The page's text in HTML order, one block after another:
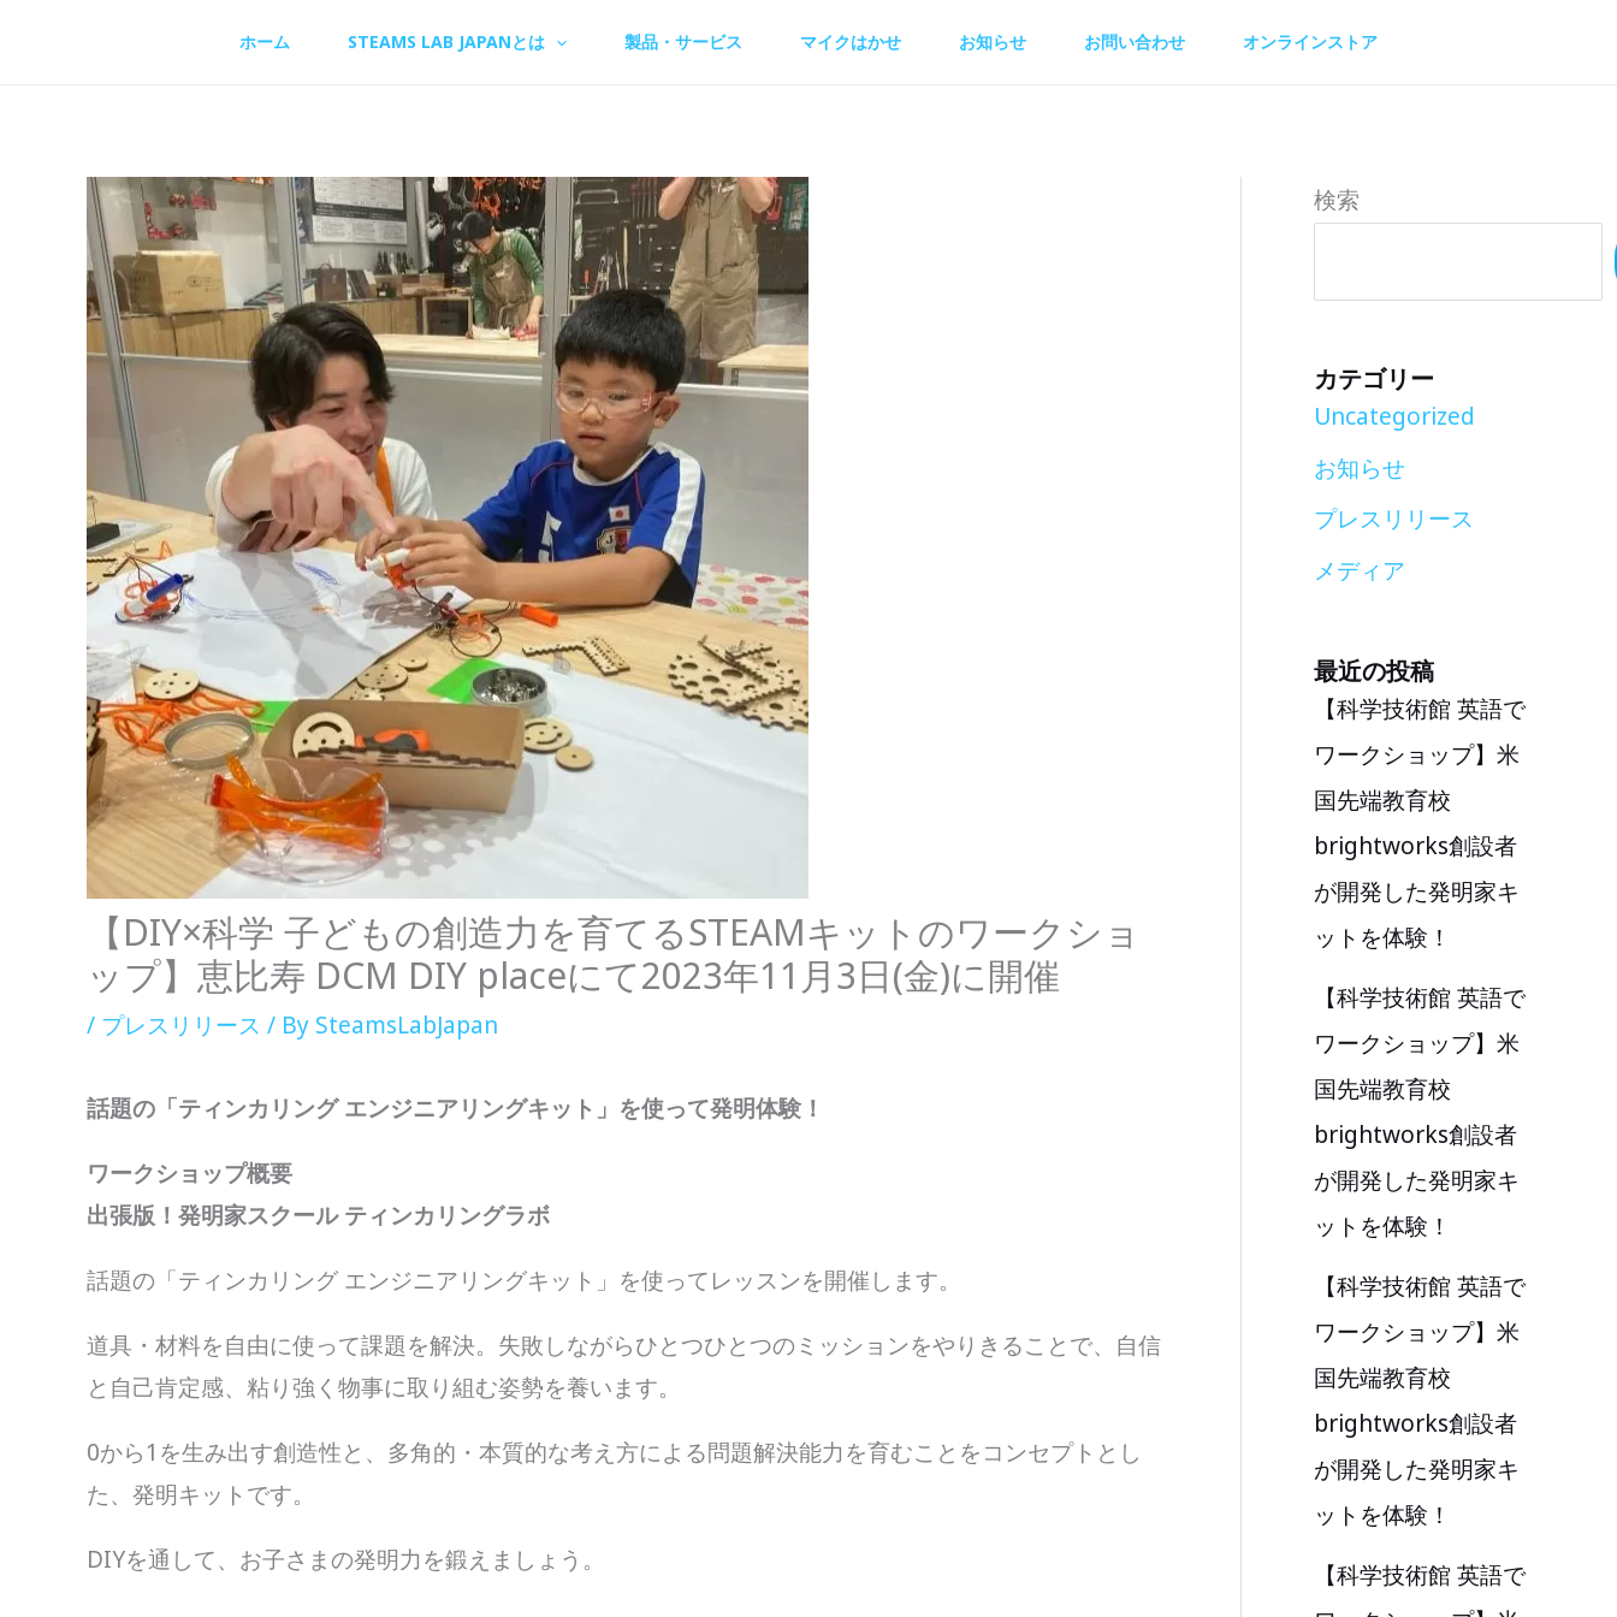
ホーム STEAMS LAB JAPANとは 製品・サービス マイクはかせ お知らせ お問い合わせ オンラインストア
【DIY×科学 子どもの創造力を育てるSTEAMキットのワークショ
ップ】恵比寿 DCM DIY placeにて2023年11月3日(金)に開催
/ プレスリリース / By SteamsLabJapan
話題の「ティンカリング エンジニアリングキット」を使って発明体験！
ワークショップ概要
出張版！発明家スクール ティンカリングラボ
話題の「ティンカリング エンジニアリングキット」を使ってレッスンを開催します。
道具・材料を自由に使って課題を解決。失敗しながらひとつひとつのミッションをやりきることで、自信
と自己肯定感、粘り強く物事に取り組む姿勢を養います。
0から1を生み出す創造性と、多角的・本質的な考え方による問題解決能力を育むことをコンセプトとし
た、発明キットです。
DIYを通して、お子さまの発明力を鍛えましょう。
検索
カテゴリー
Uncategorized
お知らせ
プレスリリース
メディア
最近の投稿
【科学技術館 英語で
ワークショップ】米
国先端教育校
brightworks創設者
が開発した発明家キ
ットを体験！
【科学技術館 英語で
ワークショップ】米
国先端教育校
brightworks創設者
が開発した発明家キ
ットを体験！
【科学技術館 英語で
ワークショップ】米
国先端教育校
brightworks創設者
が開発した発明家キ
ットを体験！
【科学技術館 英語で